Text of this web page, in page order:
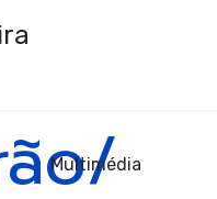
Multimédia